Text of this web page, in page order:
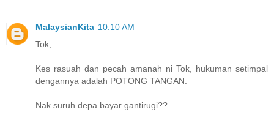
MalaysianKita 10:10 AM
Tok,
Kes rasuah dan pecah amanah ni Tok, hukuman setimpal
dengannya adalah POTONG TANGAN.
Nak suruh depa bayar gantirugi??